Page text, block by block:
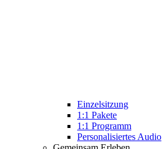
Einzelsitzung
1:1 Pakete
1:1 Programm
Personalisiertes Audio